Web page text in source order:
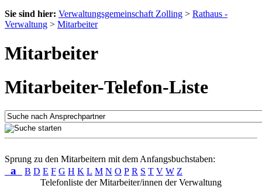
Sie sind hier: Verwaltungsgemeinschaft Zolling > Rathaus -
Verwaltung > Mitarbeiter
Mitarbeiter
Mitarbeiter-Telefon-Liste
Sprung zu den Mitarbeitern mit dem Anfangsbuchstaben:
a B D E F G H K L M N O P R S T V W Z
Telefonliste der Mitarbeiter/innen der Verwaltung